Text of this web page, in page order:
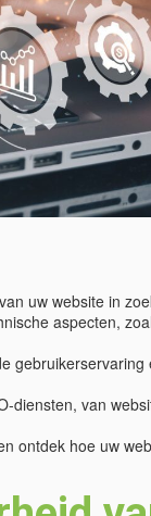
uw website in
aspecten,
gebruikerservaring
diensten, van
ontdek hoe uw